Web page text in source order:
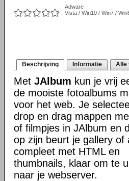
Adware
Vista / Win10 / Win7 /
Beschrijving Informatie Alle
Met JAlbum kun je vrij
de mooiste fotoalbums
voor het web. Je
drop en drag mappen
of filmpjes in JAlbum en
op zijn beurt je gallery of
compleet met HTML en
thumbnails, klaar om te
naar je webserver.